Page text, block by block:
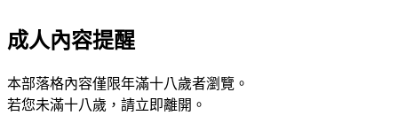
成人內容提醒
本部落格內容僅限年滿十八歲者瀏覽。
若您未滿十八歲，請立即離開。